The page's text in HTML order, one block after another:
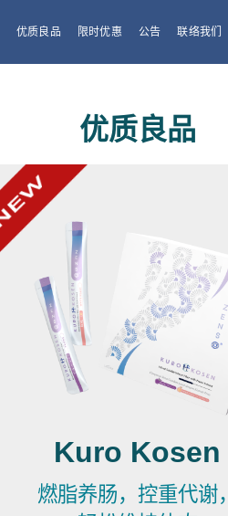
优质良品 限时优惠 公告 联络我们
优质良品
Kuro Kosen
燃脂养肠，控重代谢，